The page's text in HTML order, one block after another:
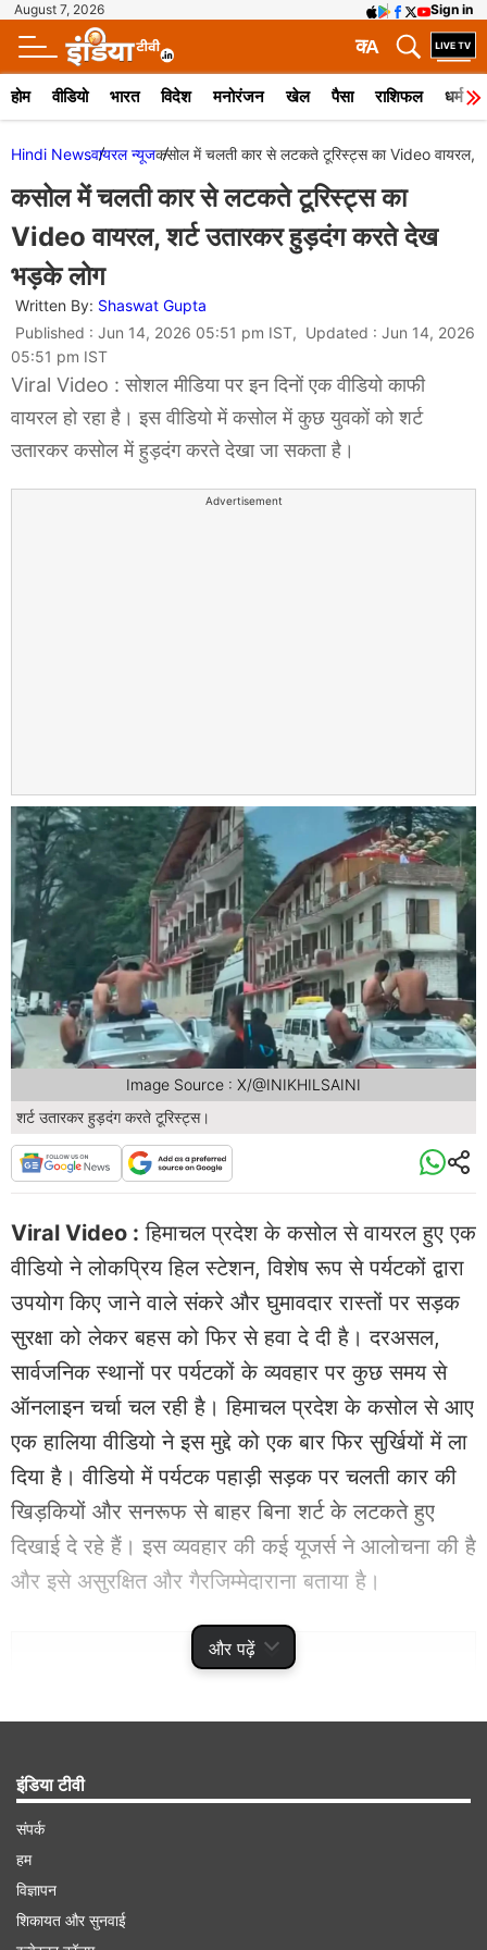
August 7, 2026 Sign in
A
क
होम वीडियो भारत विदेश मनोरंजन खेल पैसा राशिफल धर्म
और पढ़ें
Hindi Newsवायरल न्‍यूजकसोल में चलती कार से लटकते टूरिस्ट्स का Video वायरल,
कसोल में चलती कार से लटकते टूरिस्ट्स का
Video वायरल, शर्ट उतारकर हुड़दंग करते देख
भड़के लोग
Written By: Shaswat Gupta
Published : Jun 14, 2026 05:51 pm IST, Updated : Jun 14, 2026
05:51 pm IST
Viral Video : सोशल मीडिया पर इन दिनों एक वीडियो काफी
वायरल हो रहा है। इस वीडियो में कसोल में कुछ युवकों को शर्ट
उतारकर कसोल में हुड़दंग करते देखा जा सकता है।
Advertisement
शर्ट उतारकर हुड़दंग करते टूरिस्ट्स।
Image Source : X/@INIKHILSAINI
Viral Video : हिमाचल प्रदेश के कसोल से वायरल हुए एक
वीडियो ने लोकप्रिय हिल स्टेशन, विशेष रूप से पर्यटकों द्वारा
उपयोग किए जाने वाले संकरे और घुमावदार रास्तों पर सड़क
सुरक्षा को लेकर बहस को फिर से हवा दे दी है। दरअसल,
सार्वजनिक स्थानों पर पर्यटकों के व्यवहार पर कुछ समय से
ऑनलाइन चर्चा चल रही है। हिमाचल प्रदेश के कसोल से आए
एक हालिया वीडियो ने इस मुद्दे को एक बार फिर सुर्खियों में ला
दिया है। वीडियो में पर्यटक पहाड़ी सड़क पर चलती कार की
खिड़कियों और सनरूफ से बाहर बिना शर्ट के लटकते हुए
दिखाई दे रहे हैं। इस व्यवहार की कई यूजर्स ने आलोचना की है
और इसे असुरक्षित और गैरजिम्मेदाराना बताया है।
Advertisement
इंडिया टीवी
संपर्क
हम
विज्ञापन
शिकायत और सुनवाई